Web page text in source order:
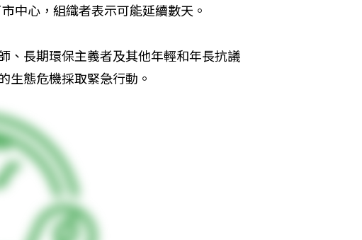
中心，組織者表示可能延續數天。
、長期環保主義者及其他年輕和年長抗議
生態危機採取緊急行動。